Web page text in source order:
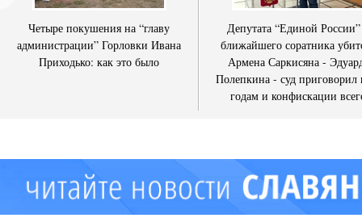
Четыре покушения на “главу
администрации” Горловки Ивана
Приходько: как это было
Депутата “Единой
ближайшего соратника
Армена Саркисяна -
Полепкина - суд приговорил
годам и конфискации